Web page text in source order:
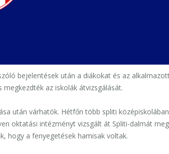
bejelentések után a diákokat és az
az iskolák átvizsgálását.
után várhatók. Hétfőn több spliti
oktatási intézményt vizsgált át Spliti-dalmát
hogy a fenyegetések hamisak voltak.